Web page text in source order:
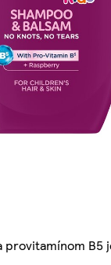
provitamínom